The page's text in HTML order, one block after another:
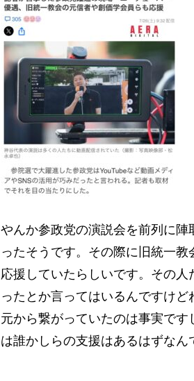
やんか参政党の演説会を前列に
ったそうです。その際に旧統一
応援していたらしいです。その
ったとか言ってはいるんですけ
元から繋がっていたのは事実で
は誰かしらの支援はあるはずなん